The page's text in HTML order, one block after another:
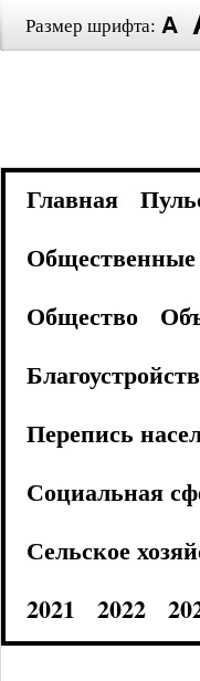
Размер шрифта:
Главная
Общественные
Общество
Перепись
Социальная
Сельское
2021
2022